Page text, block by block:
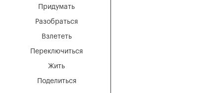
Придумать
Разобраться
Взлететь
Переключиться
Жить
Поделиться